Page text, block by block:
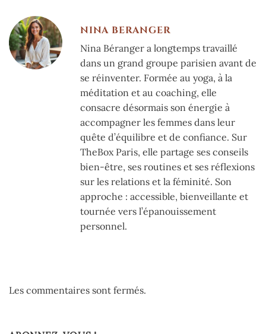
NINA BERANGER
Nina Béranger a longtemps travaillé
dans un grand groupe parisien avant de
se réinventer. Formée au yoga, à la
méditation et au coaching, elle
consacre désormais son énergie à
accompagner les femmes dans leur
quête d’équilibre et de confiance. Sur
TheBox Paris, elle partage ses conseils
bien-être, ses routines et ses réflexions
sur les relations et la féminité. Son
approche : accessible, bienveillante et
tournée vers l’épanouissement
personnel.
Les commentaires sont fermés.